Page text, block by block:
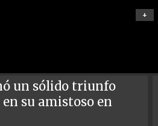
+
un sólido triunfo
su amistoso en